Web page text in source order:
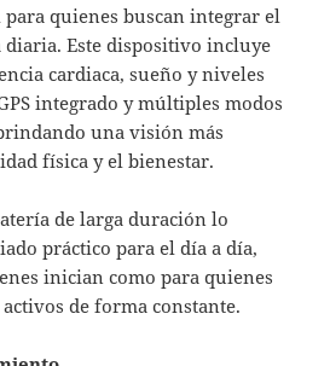
quienes buscan integrar el
Este dispositivo incluye
cardiaca, sueño y niveles
integrado y múltiples modos
una visión más
física y el bienestar.
de larga duración lo
práctico para el día a día,
inician como para quienes
de forma constante.